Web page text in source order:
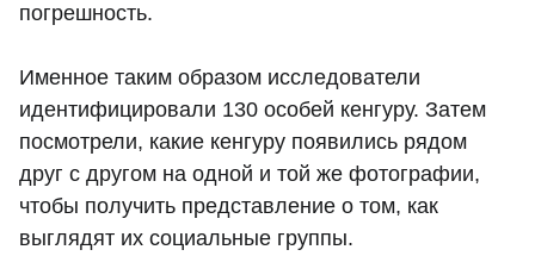
погрешность.
Именное таким образом исследователи
идентифицировали 130 особей кенгуру. Затем
посмотрели, какие кенгуру появились рядом
друг с другом на одной и той же фотографии,
чтобы получить представление о том, как
выглядят их социальные группы.